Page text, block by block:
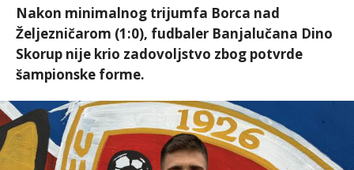
Nakon minimalnog trijumfa Borca nad
Željezničarom (1:0), fudbaler Banjalučana Dino
Skorup nije krio zadovoljstvo zbog potvrde
šampionske forme.